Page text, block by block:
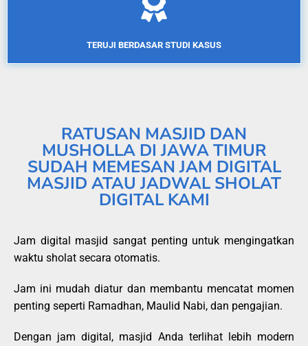
TERUJI BERDASAR STUDI KASUS
RATUSAN MASJID DAN
MUSHOLLA DI JAWA TIMUR
SUDAH MEMESAN JAM DIGITAL
MASJID ATAU JADWAL SHOLAT
DIGITAL KAMI
Jam digital masjid sangat penting untuk mengingatkan
waktu sholat secara otomatis.
Jam ini mudah diatur dan membantu mencatat momen
penting seperti Ramadhan, Maulid Nabi, dan pengajian.
Dengan jam digital, masjid Anda terlihat lebih modern